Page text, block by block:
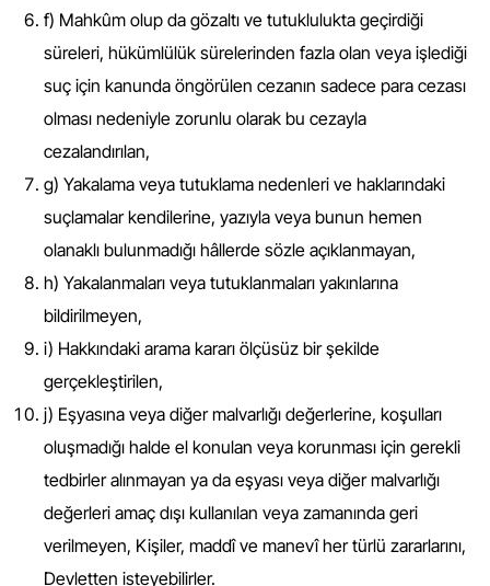
f) Mahkûm olup da gözaltı ve tutuklulukta geçirdiği
süreleri, hükümlülük sürelerinden fazla olan veya işlediği
suç için kanunda öngörülen cezanın sadece para cezası
olması nedeniyle zorunlu olarak bu cezayla
cezalandırılan,
g) Yakalama veya tutuklama nedenleri ve haklarındaki
suçlamalar kendilerine, yazıyla veya bunun hemen
olanaklı bulunmadığı hâllerde sözle açıklanmayan,
h) Yakalanmaları veya tutuklanmaları yakınlarına
bildirilmeyen,
i) Hakkındaki arama kararı ölçüsüz bir şekilde
gerçekleştirilen,
j) Eşyasına veya diğer malvarlığı değerlerine, koşulları
oluşmadığı halde el konulan veya korunması için gerekli
tedbirler alınmayan ya da eşyası veya diğer malvarlığı
değerleri amaç dışı kullanılan veya zamanında geri
verilmeyen, Kişiler, maddî ve manevî her türlü zararlarını,
Devletten isteyebilirler.